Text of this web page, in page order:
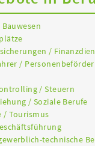
/
/
/ Steuern
/ Soziale Berufe
/ Tourismus
technische